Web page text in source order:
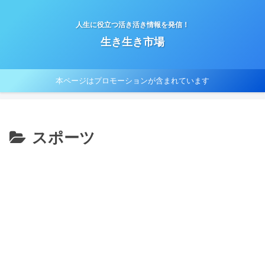
人生に役立つ活き活き情報を発信！
生き生き市場
本ページはプロモーションが含まれています
スポーツ